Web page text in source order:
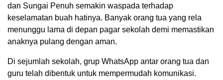
dan Sungai Penuh semakin waspada terhadap
keselamatan buah hatinya. Banyak orang tua yang rela
menunggu lama di depan pagar sekolah demi memastikan
anaknya pulang dengan aman.
Di sejumlah sekolah, grup WhatsApp antar orang tua dan
guru telah dibentuk untuk mempermudah komunikasi.